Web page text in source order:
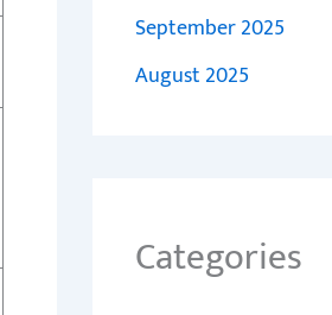
September 2025
August 2025
Categories